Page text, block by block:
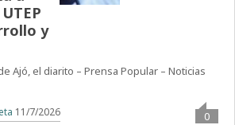
y
Ajó, el diarito – Prensa Popular – Noticias
11/7/2026 0